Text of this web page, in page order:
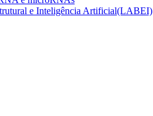
e Inteligência Artificial(LABEI)